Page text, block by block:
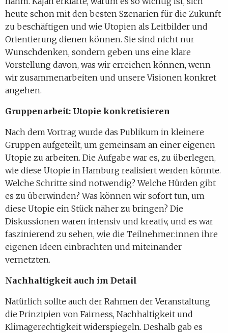
heute schon mit den besten Szenarien für die Zukunft
zu beschäftigen und wie Utopien als Leitbilder und
Orientierung dienen können. Sie sind nicht nur
Wunschdenken, sondern geben uns eine klare
Vorstellung davon, was wir erreichen können, wenn
wir zusammenarbeiten und unsere Visionen konkret
angehen.
Gruppenarbeit: Utopie konkretisieren
Nach dem Vortrag wurde das Publikum in kleinere
Gruppen aufgeteilt, um gemeinsam an einer eigenen
Utopie zu arbeiten. Die Aufgabe war es, zu überlegen,
wie diese Utopie in Hamburg realisiert werden könnte.
Welche Schritte sind notwendig? Welche Hürden gibt
es zu überwinden? Was können wir sofort tun, um
diese Utopie ein Stück näher zu bringen? Die
Diskussionen waren intensiv und kreativ, und es war
faszinierend zu sehen, wie die Teilnehmer:innen ihre
eigenen Ideen einbrachten und miteinander
vernetzten.
Nachhaltigkeit auch im Detail
Natürlich sollte auch der Rahmen der Veranstaltung
die Prinzipien von Fairness, Nachhaltigkeit und
Klimagerechtigkeit widerspiegeln. Deshalb gab es